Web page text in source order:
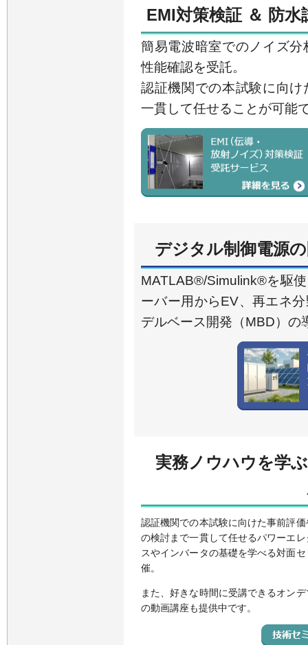
EMI対策検証 ＆ 防
簡易電波暗室でのノイズ
性能確認を受託。
認証機関での本試験に向
一貫して任せることが可能
デジタル制御電源
MATLAB®/Simulink®を駆
ーバー用からEV、再エネ
デルベース開発（MBD）の
実務ノウハウを学
認証機関での本試験に向けた事前評
の検討まで一貫して任せるパワーエ
スやインバータの基礎を学べる対面
催。
また、好きな時間に受講できるオン
の動画講座も提供中です。